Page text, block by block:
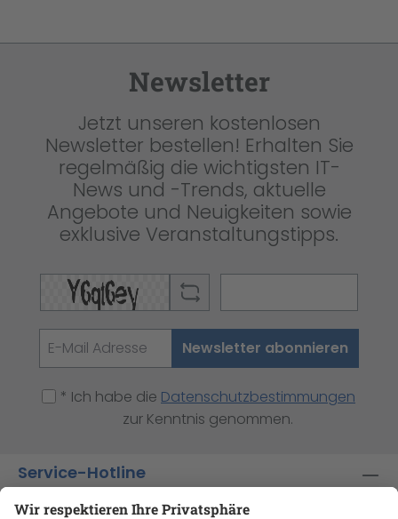
Newsletter
Jetzt unseren kostenlosen
Newsletter bestellen! Erhalten Sie
regelmäßig die wichtigsten IT-
News und -Trends, aktuelle
Angebote und Neuigkeiten sowie
exklusive Veranstaltungstipps.
Newsletter abonnieren
* Ich habe die Datenschutzbestimmungen
zur Kenntnis genommen.
Service-Hotline